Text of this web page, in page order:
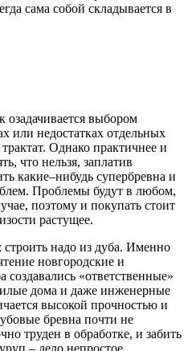
сама собой складывается в
выбором
или недостатках отдельных
Однако практичнее и
что нельзя, заплатив
какие–нибудь супербревна и
Проблемы будут в любом,
поэтому и покупать стоит
растущее.
строить надо из дуба. Именно
новгородские и
создавались «ответственные»
дома и даже инженерные
высокой прочностью и
бревна почти не
труден в обработке, и забить
– дело непростое.